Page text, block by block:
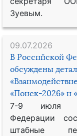
Зуевым.
09.07.2026
В Российской
обсуждены
«Поиск-2026» и
7-9 июля в
Федерации
штабные